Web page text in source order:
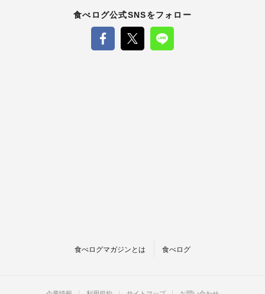
食べログ公式SNSをフォロー
食べログマガジンとは 食べログ